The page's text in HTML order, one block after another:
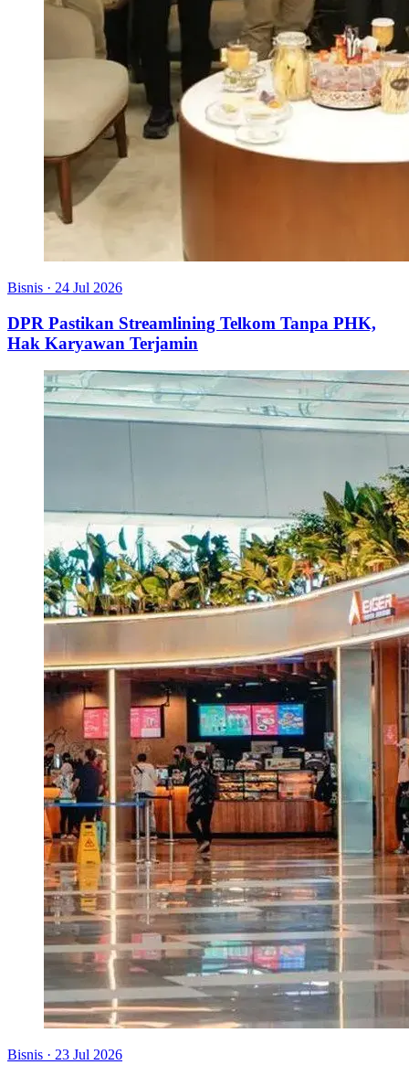
Bisnis · 24 Jul 2026
DPR Pastikan Streamlining Telkom Tanpa PHK,
Hak Karyawan Terjamin
Bisnis · 23 Jul 2026